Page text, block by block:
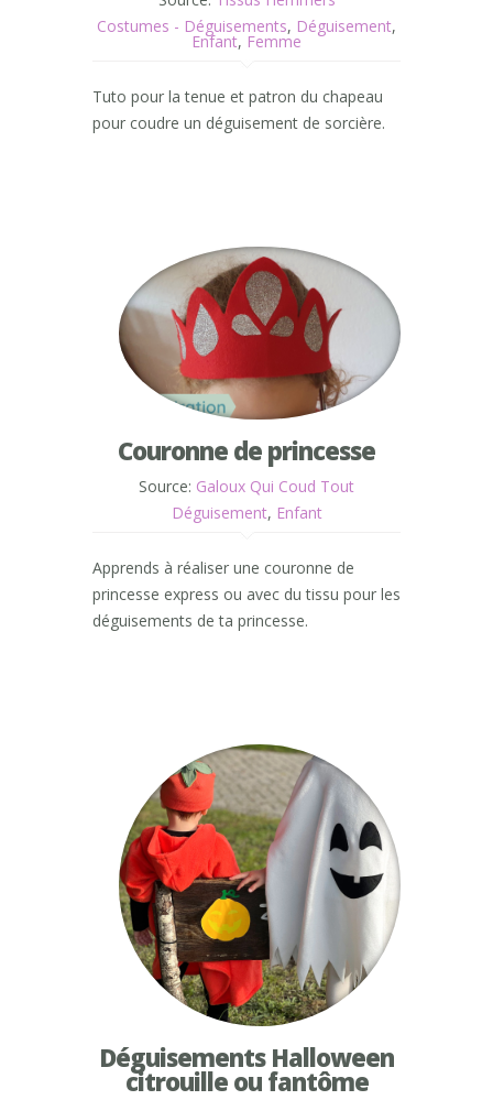
Costumes - Déguisements, Déguisement,
Enfant, Femme
Tuto pour la tenue et patron du chapeau
pour coudre un déguisement de sorcière.
Couronne de princesse
Source: Galoux Qui Coud Tout
Déguisement, Enfant
Apprends à réaliser une couronne de
princesse express ou avec du tissu pour les
déguisements de ta princesse.
Déguisements Halloween
citrouille ou fantôme